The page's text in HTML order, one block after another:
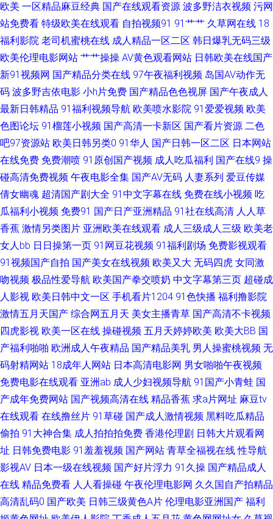
含羞草婷婷 李宗瑞乱淫 日韩AⅤ电影网卡 操人妻自拍导航 日本不卡1234 亚
洲男人影院 97超碰艹人人艹 成人视频传媒 韩国黄色片三级 欧美操欧美 日韩
午夜精品 亚洲涩涩操 97超碰超碰窝窝 国产操屄 老湿影院福利在现 日本熟女
自慰 先锋AV资源 91一区二区视频 成人在线不卡 黄色AV地址 欧美精品一二
三 婷婷五月花影院 91论坛最新入口 超碰美女自慰 黄色A级 欧美日韩色图 天
天肏屄一网 综合大香蕉伊人 ts人妖第一页 国产精品日韩无 麻豆性爱网 午夜
情五月天 丁香五月官网 老司机能看的av 伊人福利影院 91网视频 91桃色黑丝
www99久热 国产福利社在线 玖玖偷拍网 欧美性爱bb 91ts紫苑 国产白丝视
频 人人操爱爱 91视频新地址 国产综合14p 人妖伪娘 亚洲Av色情网占 97资
源超碰 福利视频区 久久偷精品 日本色视频 影音先锋成人资源 AV无码破解
自拍 午夜成人骚蜜桃网 91在线网站 豆花性播AV网 久久精品久久精 熟女人妻
一二区 91美女被啪啪啪 成人五月天网站 久久超碰香蕉 日本不卡AC 亚洲成
人午夜天堂 91综合资源 福利社三分钟 久久伊人网站 最新3p国产 传媒91伦
理视频 久草资源在线视频 日韩欧美色图0p 足交丝袜在线视频 菠萝AV免费 韩
国激情四射 人人操超碰 国产一二三四 日本A级电影网站 中文字幕亚洲图片
欧美 一区精品麻豆经典 国产在线观看资源 波多野洁衣视频 污网
站免费看 特级欧美在线观看 自拍视频91 91艹艹 久草网在线 18
福利影院 老司机蜜桃在线 成人精品一区二区 韩日爆乳无码三级
欧美伦理电影网站 艹艹操操 AV黄色观看网站 日韩欧美在线国产
新91视频网 国产精品分类在线 97午夜福利视频 岛国AV动作无
码 波多野吉依电影 小h片免费 国产精品色色视屏 国产午夜成人
最新日韩精品 91福利视频导航 欧美喷水影院 91爱爱视频 欧美
色图论坛 91榴莲小视频 国产高清一卡新区 国产看片资源 二色
吧97资源站 欧美日韩另类0 91华人 国产日韩一区二区 日本网站
在线免费 免费潮喷 91原创国产视频 成人吃瓜福利 国产在线9 操
碰高清免费视频 午夜电影全集 国产AV无码 人妻系列 爱豆传媒
倩女幽魂 超清国产剧大全 91中文字幕在线 免费在线小视频 吃
瓜福利小视频 免费91 国产日产亚洲精品 91社在线高清 人人草
香蕉 激情另类图片 亚洲欧美在线观看 成人三级成人三级 欧美老
女人bb 日日操第一页 91网豆花视频 91福利剧场 免费影视观看
91视频国产自拍 国产美女在线视频 欧美又大 无码四虎 女同激
吻视频 极品性爱导航 欧美国产拳交喷奶 中文字幕第三页 超碰成
人影视 欧美日韩中文一区 手机看片1204 91色快播 福利撸影院
激情五月天国产 综合网五月天 美女主播青草 国产高清不卡视频
四虎影视 欧美一区在线 操碰视频 五月天婷婷欧美 欧美大BB 国
产福利啪啪 欧洲成人午夜精品 国产精品美乳 男人操蜜桃视频 无
码射精网站 18成年人网站 日本高清电影网 男女啪啪午夜视频
免费电影在线观看 亚洲ab 成人少妇视频导航 91国产小青蛙 国
产成年免费网站 国产视频高清在线 精品香蕉 求a片网址 麻豆tv
在线观看 在线撸丝片 91草碰 国产成人激情视频 黑料吃瓜精品
偷拍 91大神合集 成人拍拍拍免费 香港伦理剧 日韩大片观看网
址 日韩免费电影 91羞羞视频 国产网站 青草全福视在线 性导航
影视AV 日本一级在线视频 国产好片浮力 91久操 国产精品成人
在线 精品免费看 人人看操碰 午夜伦理电影网 久久国自产拍精品
高清乱码0 国产欧美 日韩三级黄色A片 伦理电影亚洲国产 福利